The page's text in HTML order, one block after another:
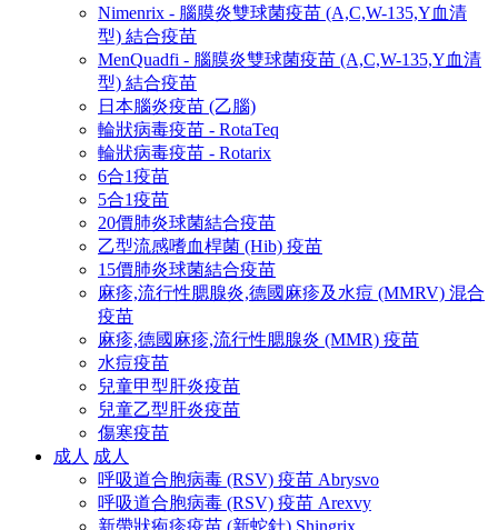
Nimenrix - 腦膜炎雙球菌疫苗 (A,C,W-135,Y血清
型) 結合疫苗
MenQuadfi - 腦膜炎雙球菌疫苗 (A,C,W-135,Y血清
型) 結合疫苗
日本腦炎疫苗 (乙腦)
輪狀病毒疫苗 - RotaTeq
輪狀病毒疫苗 - Rotarix
6合1疫苗
5合1疫苗
20價肺炎球菌結合疫苗
乙型流感嗜血桿菌 (Hib) 疫苗
15價肺炎球菌結合疫苗
麻疹,流行性腮腺炎,德國麻疹及水痘 (MMRV) 混合
疫苗
麻疹,德國麻疹,流行性腮腺炎 (MMR) 疫苗
水痘疫苗
兒童甲型肝炎疫苗
兒童乙型肝炎疫苗
傷寒疫苗
成人 成人
呼吸道合胞病毒 (RSV) 疫苗 Abrysvo
呼吸道合胞病毒 (RSV) 疫苗 Arexvy
新帶狀疱疹疫苗 (新蛇針) Shingrix